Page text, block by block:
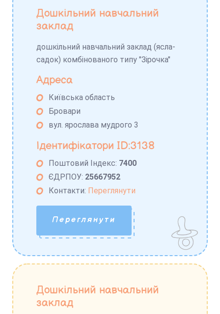
Дошкільний навчальний
заклад
дошкільний навчальний заклад (ясла-
садок) комбінованого типу "Зірочка"
Адреса
Київська область
Бровари
вул. ярослава мудрого 3
Ідентифікатори ID:3138
Поштовий Індекс: 7400
ЄДРПОУ: 25667952
Контакти: Переглянути
Переглянути
Дошкільний навчальний
заклад